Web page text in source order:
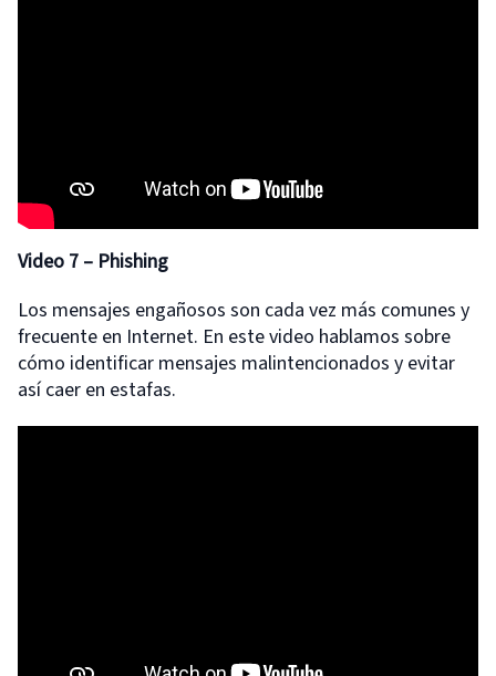
Video 7 – Phishing
Los mensajes engañosos son cada vez más comunes y
frecuente en Internet. En este video hablamos sobre
cómo identificar mensajes malintencionados y evitar
así caer en estafas.